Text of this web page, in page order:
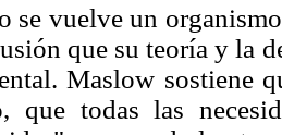
se vuelve un
que su teoría y la
Maslow sostiene
que todas las